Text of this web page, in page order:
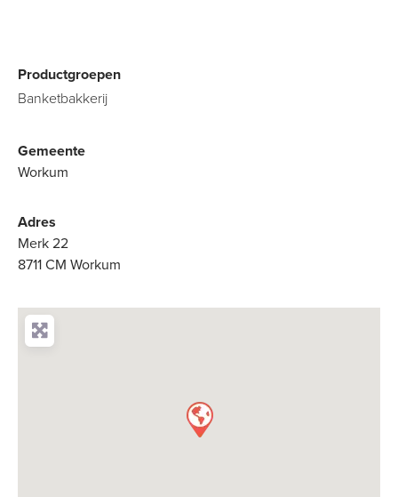
Productgroepen
Banketbakkerij
Gemeente
Workum
Adres
Merk 22
8711 CM Workum